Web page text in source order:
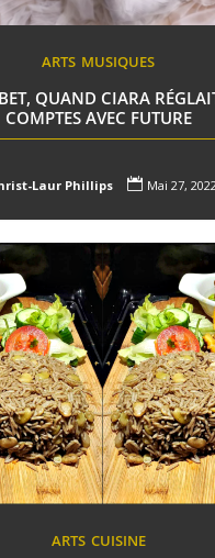
ARTS MUSIQUES
QUAND CIARA
COMPTES AVEC FUTURE
Laur Phillips  Mai 27,
ARTS CUISINE